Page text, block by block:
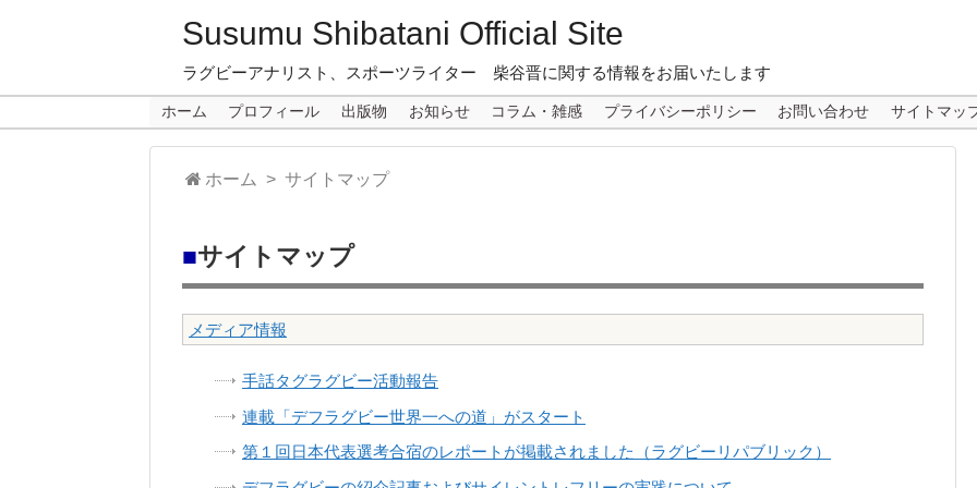
Susumu Shibatani Official Site
ラグビーアナリスト、スポーツライター 柴谷晋に関する情報をお届いたします
ホーム プロフィール 出版物 お知らせ コラム・雑感 プライバシーポリシー お問い合わせ サイトマッ
ホーム > サイトマップ
■サイトマップ
メディア情報
手話タグラグビー活動報告
連載「デフラグビー世界一への道」がスタート
第１回日本代表選考合宿のレポートが掲載されました（ラグビーリパブリック）